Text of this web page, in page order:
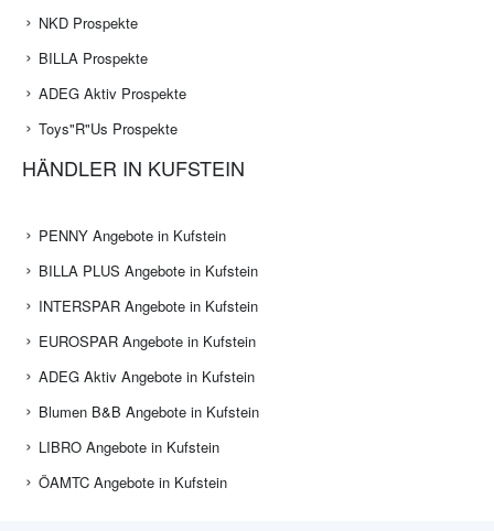
NKD Prospekte
BILLA Prospekte
ADEG Aktiv Prospekte
Toys"R"Us Prospekte
HÄNDLER IN KUFSTEIN
PENNY Angebote in Kufstein
BILLA PLUS Angebote in Kufstein
INTERSPAR Angebote in Kufstein
EUROSPAR Angebote in Kufstein
ADEG Aktiv Angebote in Kufstein
Blumen B&B Angebote in Kufstein
LIBRO Angebote in Kufstein
ÖAMTC Angebote in Kufstein